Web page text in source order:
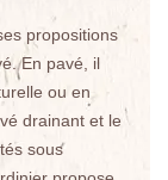
propositions
En pavé, il
ou en
drainant et le
sous